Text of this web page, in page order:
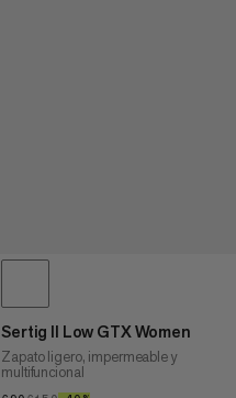
Sertig II Low GTX Women
Zapato ligero, impermeable y
multifuncional